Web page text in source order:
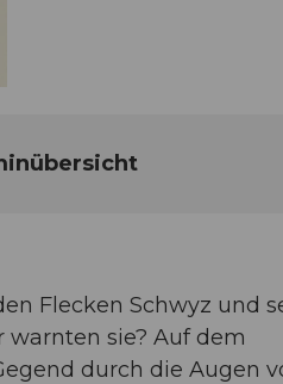
Flecken Schwyz und
sie? Auf dem
durch die Augen